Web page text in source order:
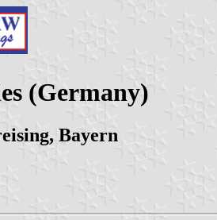
(Germany)
Bayern